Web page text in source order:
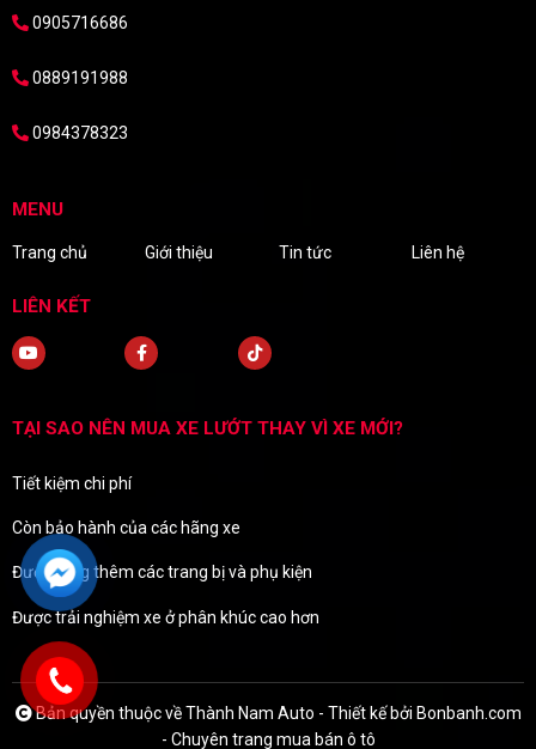
0905716686
0889191988
0984378323
MENU
Trang chủ Giới thiệu Tin tức Liên hệ
LIÊN KẾT
TẠI SAO NÊN MUA XE LƯỚT THAY VÌ XE MỚI?
Tiết kiệm chi phí
Còn bảo hành của các hãng xe
Được tặng thêm các trang bị và phụ kiện
Được trải nghiệm xe ở phân khúc cao hơn
Bản quyền thuộc về Thành Nam Auto - Thiết kế bởi Bonbanh.com
- Chuyên trang mua bán ô tô